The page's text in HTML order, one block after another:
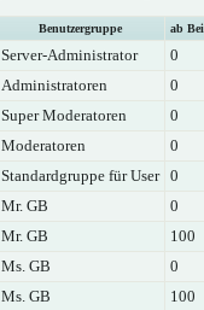
Benutzergruppe ab
Server-Administrator
0
Administratoren
0
Super Moderatoren
0
Moderatoren
0
Standardgruppe für User 0
Mr. GB
0
Mr. GB
100
Ms. GB
0
Ms. GB
100